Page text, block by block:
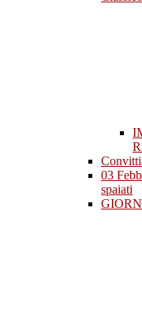
03
spaiati